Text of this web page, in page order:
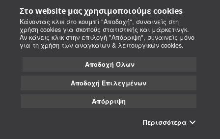
Στο website μας χρησιμοποιούμε cookies
Κάνοντας κλικ στο κουμπί "Αποδοχή", συναινείς στη
χρήση cookies για σκοπούς στατιστικής και μάρκετινγκ.
Αν κάνεις κλικ στην επιλογή "Απόρριψη", συναινείς μόνο
για τη χρήση των αναγκαίων & λειτουργικών cookies.
Αποδοχή Όλων
Αποδοχή Επιλεγμένων
Απόρριψη
Περισσότερα